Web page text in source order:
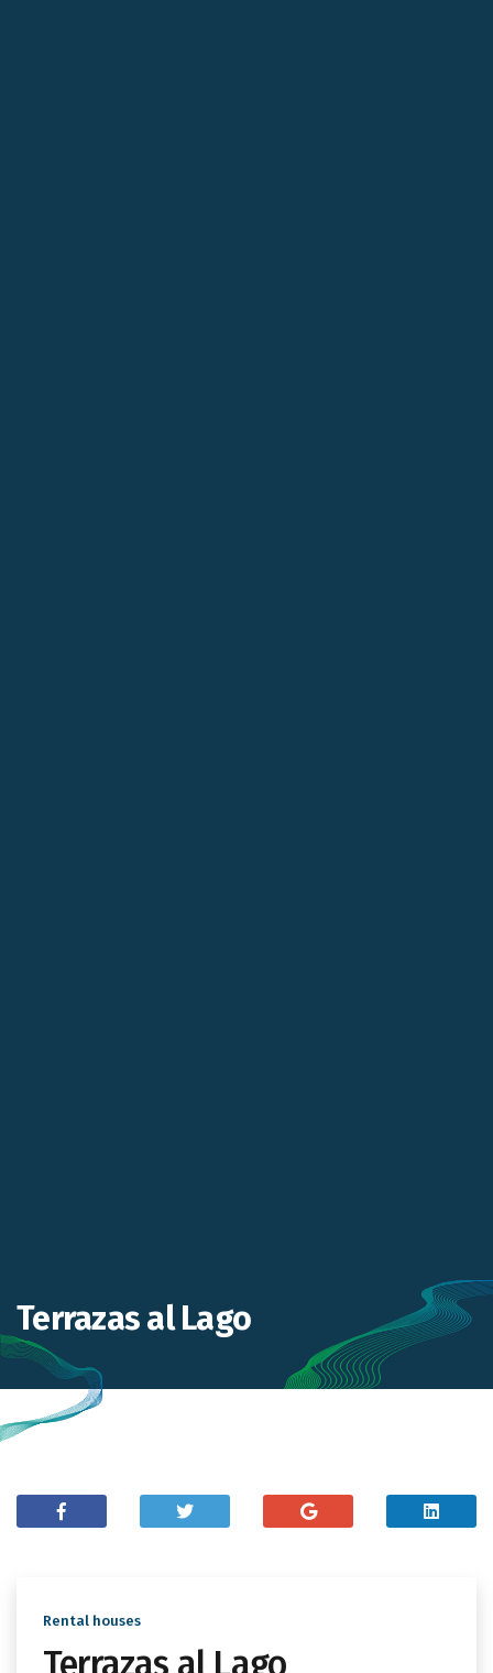
Terrazas al Lago
Rental houses
Terrazas al Lago